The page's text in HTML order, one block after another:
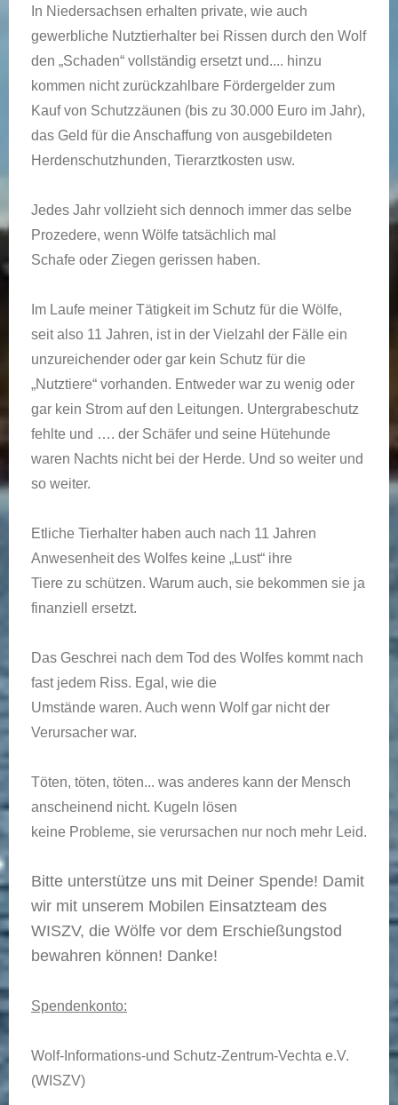
In Niedersachsen erhalten private, wie auch
gewerbliche Nutztierhalter bei Rissen durch den Wolf
den „Schaden“ vollständig ersetzt und.... hinzu
kommen nicht zurückzahlbare Fördergelder zum
Kauf von Schutzzäunen (bis zu 30.000 Euro im Jahr),
das Geld für die Anschaffung von ausgebildeten
Herdenschutzhunden, Tierarztkosten usw.
Jedes Jahr vollzieht sich dennoch immer das selbe
Prozedere, wenn Wölfe tatsächlich mal
Schafe oder Ziegen gerissen haben.
Im Laufe meiner Tätigkeit im Schutz für die Wölfe,
seit also 11 Jahren, ist in der Vielzahl der Fälle ein
unzureichender oder gar kein Schutz für die
„Nutztiere“ vorhanden. Entweder war zu wenig oder
gar kein Strom auf den Leitungen. Untergrabeschutz
fehlte und …. der Schäfer und seine Hütehunde
waren Nachts nicht bei der Herde. Und so weiter und
so weiter.
Etliche Tierhalter haben auch nach 11 Jahren
Anwesenheit des Wolfes keine „Lust“ ihre
Tiere zu schützen. Warum auch, sie bekommen sie ja
finanziell ersetzt.
Das Geschrei nach dem Tod des Wolfes kommt nach
fast jedem Riss. Egal, wie die
Umstände waren. Auch wenn Wolf gar nicht der
Verursacher war.
Töten, töten, töten... was anderes kann der Mensch
anscheinend nicht. Kugeln lösen
keine Probleme, sie verursachen nur noch mehr Leid.
Bitte unterstütze uns mit Deiner Spende! Damit
wir mit unserem Mobilen Einsatzteam des
WISZV, die Wölfe vor dem Erschießungstod
bewahren können! Danke!
Spendenkonto:
Wolf-Informations-und Schutz-Zentrum-Vechta e.V.
(WISZV)